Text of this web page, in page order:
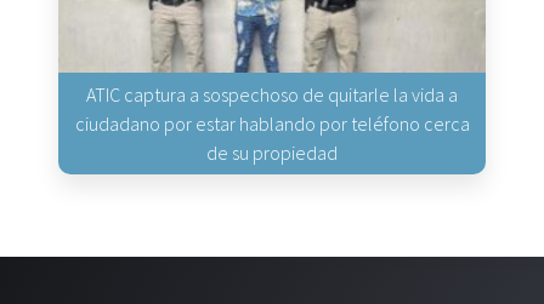
ATIC captura a sospechoso de quitarle la vida a
ciudadano por estar hablando por teléfono cerca
de su propiedad